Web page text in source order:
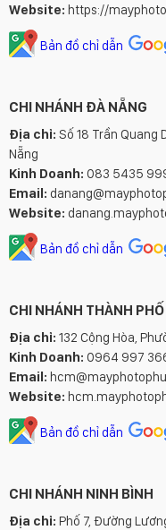
Website: https://
Bản đồ chỉ dẫn
CHI NHÁNH ĐÀ NẴNG
Địa chỉ: Số 18 Trần Quang
Nẵng
Kinh Doanh: 083 5435
Email:
Website:
Bản đồ chỉ dẫn
CHI NHÁNH THÀNH
Địa chỉ: 132 Cộng Hòa,
Kinh Doanh: 0964 997
Email:
Website:
Bản đồ chỉ dẫn
CHI NHÁNH NINH BÌNH
Địa chỉ: Phố 7, Đường